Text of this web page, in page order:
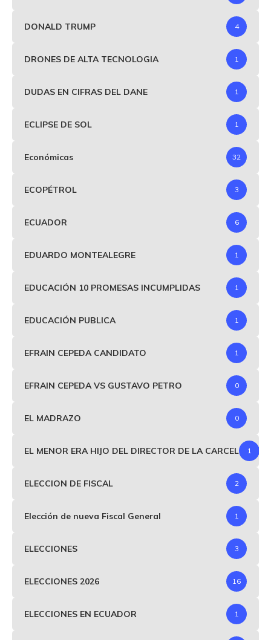
DONALD TRUMP 4
DRONES DE ALTA TECNOLOGIA 1
DUDAS EN CIFRAS DEL DANE 1
ECLIPSE DE SOL 1
Económicas 32
ECOPÉTROL 3
ECUADOR 6
EDUARDO MONTEALEGRE 1
EDUCACIÓN 10 PROMESAS INCUMPLIDAS 1
EDUCACIÓN PUBLICA 1
EFRAIN CEPEDA CANDIDATO 1
EFRAIN CEPEDA VS GUSTAVO PETRO 0
EL MADRAZO 0
EL MENOR ERA HIJO DEL DIRECTOR DE LA CARCEL 1
ELECCION DE FISCAL 2
Elección de nueva Fiscal General 1
ELECCIONES 3
ELECCIONES 2026 16
ELECCIONES EN ECUADOR 1